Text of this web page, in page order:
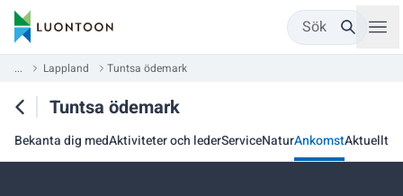
Sök
... Lappland Tuntsa ödemark
Tuntsa ödemark
Bekanta dig medAktiviteter och lederServiceNaturAnkomstAktuellt